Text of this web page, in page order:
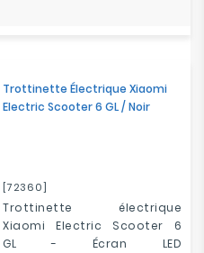
Trottinette Électrique Xiaomi
Electric Scooter 6 GL / Noir
[72360]
Trottinette électrique
Xiaomi Electric Scooter 6
GL - Écran LED